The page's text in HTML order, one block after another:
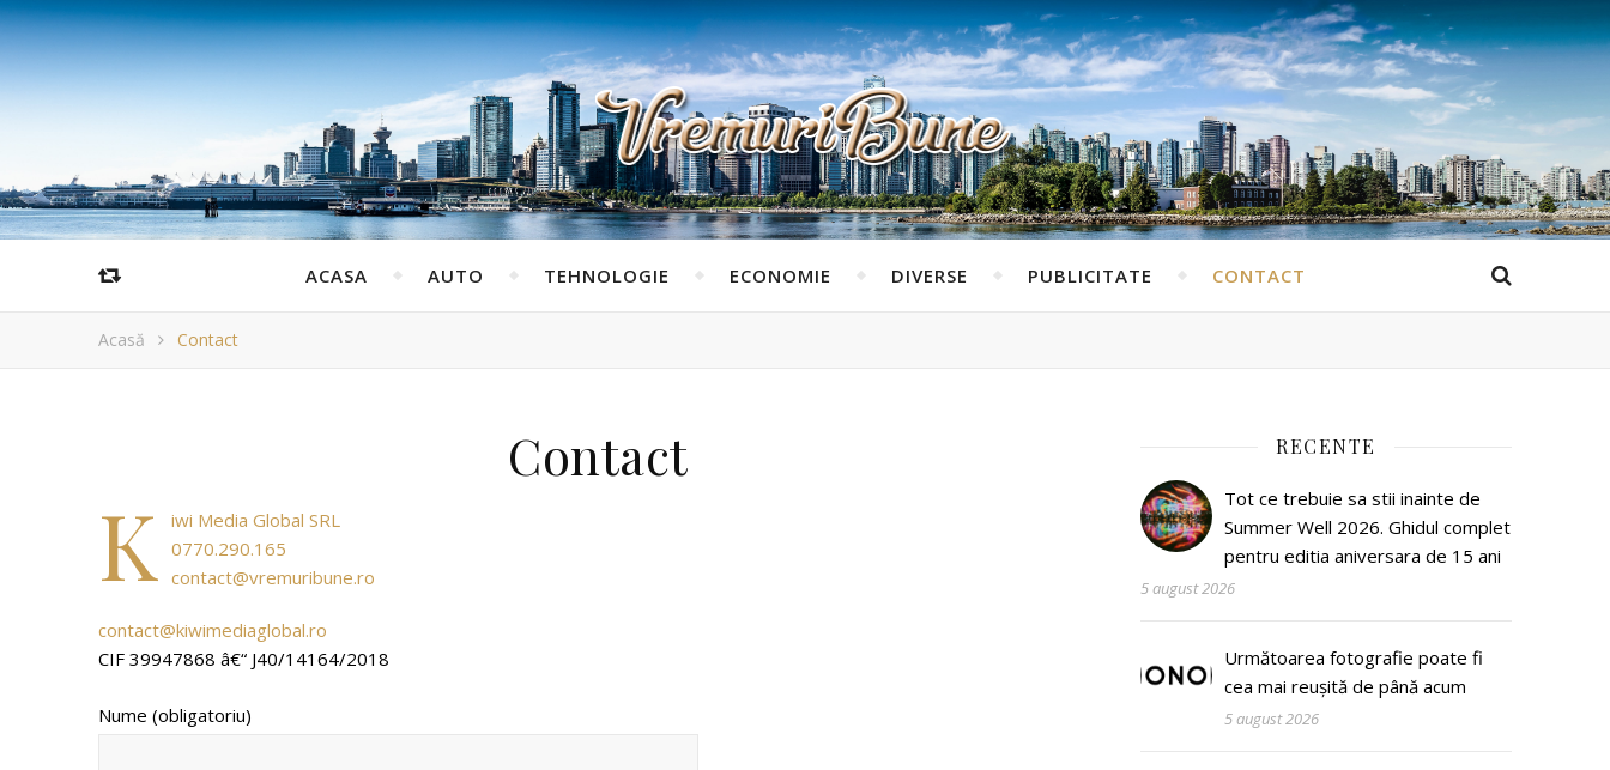
ACASA AUTO TEHNOLOGIE ECONOMIE DIVERSE PUBLICITATE CONTACT
Acasă Contact
Contact
K
iwi Media Global SRL
0770.290.165
contact@vremuribune.ro
contact@kiwimediaglobal.ro
CIF 39947868 â€“ J40/14164/2018
Nume (obligatoriu)
RECENTE
Tot ce trebuie sa stii inainte de
Summer Well 2026. Ghidul complet
pentru editia aniversara de 15 ani
5 august 2026
Următoarea fotografie poate fi
cea mai reușită de până acum
5 august 2026